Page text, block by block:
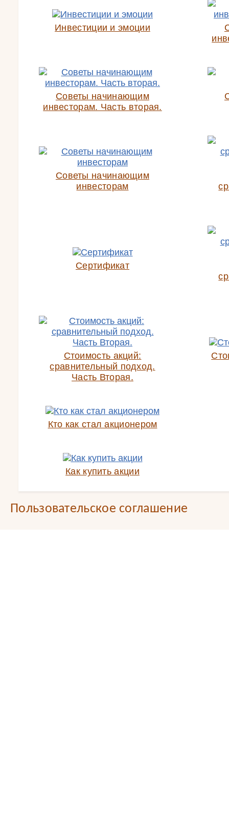
Инвестиции и эмоции
Советы начинающим
инвесторам. Часть вторая.
Советы начинающим
инвесторам
Сертификат
Стоимость акций:
сравнительный подход.
Часть Вторая.
Кто как стал акционером
Как купить акции
Пользовательское соглашение